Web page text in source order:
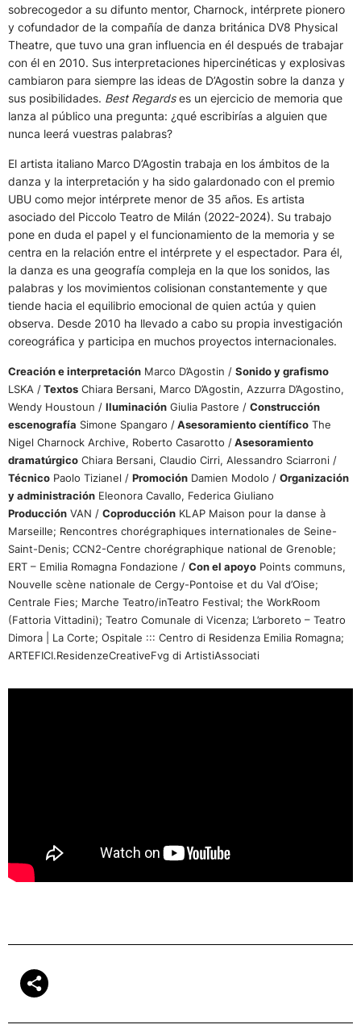
sobrecogedor a su difunto mentor, Charnock, intérprete pionero
y cofundador de la compañía de danza británica DV8 Physical
Theatre, que tuvo una gran influencia en él después de trabajar
con él en 2010. Sus interpretaciones hipercinéticas y explosivas
cambiaron para siempre las ideas de D’Agostin sobre la danza y
sus posibilidades. Best Regardses un ejercicio de memoria que
lanza al público una pregunta: ¿qué escribirías a alguien que
nunca leerá vuestras palabras?
El artista italiano Marco D’Agostin trabaja en los ámbitos de la
danza y la interpretación y ha sido galardonado con el premio
UBU como mejor intérprete menor de 35 años. Es artista
asociado del Piccolo Teatro de Milán (2022-2024). Su trabajo
pone en duda el papel y el funcionamiento de la memoria y se
centra en la relación entre el intérprete y el espectador. Para él,
la danza es una geografía compleja en la que los sonidos, las
palabras y los movimientos colisionan constantemente y que
tiende hacia el equilibrio emocional de quien actúa y quien
observa. Desde 2010 ha llevado a cabo su propia investigación
coreográfica y participa en muchos proyectos internacionales.
Creación e interpretación Marco D’Agostin / Sonido y grafismo
LSKA /Textos Chiara Bersani, Marco D’Agostin, Azzurra D’Agostino,
Wendy Houstoun / Iluminación Giulia Pastore / Construcción
escenografía Simone Spangaro /Asesoramiento científico The
Nigel Charnock Archive, Roberto Casarotto /Asesoramiento
dramatúrgico Chiara Bersani, Claudio Cirri, Alessandro Sciarroni /
Técnico Paolo Tizianel / Promoción Damien Modolo / Organización
y administración Eleonora Cavallo, Federica Giuliano
Producción VAN / Coproducción KLAP Maison pour la danse à
Marseille; Rencontres chorégraphiques internationales de Seine-
Saint-Denis; CCN2-Centre chorégraphique national de Grenoble;
ERT – Emilia Romagna Fondazione / Con el apoyo Points communs,
Nouvelle scène nationale de Cergy-Pontoise et du Val d’Oise;
Centrale Fies; Marche Teatro/inTeatro Festival; the WorkRoom
(Fattoria Vittadini); Teatro Comunale di Vicenza; L’arboreto – Teatro
Dimora | La Corte; Ospitale ::: Centro di Residenza Emilia Romagna;
ARTEFICI.ResidenzeCreativeFvg di ArtistiAssociati